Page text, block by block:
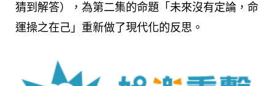
猜到解答），為第二集的命題「未來沒有定論，命
運操之在己」重新做了現代化的反思。